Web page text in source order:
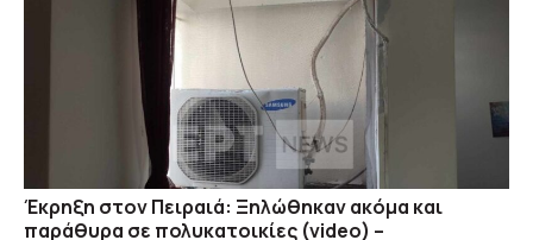
Έκρηξη στον Πειραιά: Ξηλώθηκαν ακόμα και
παράθυρα σε πολυκατοικίες (video) –